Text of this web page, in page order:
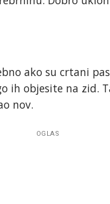
ako su crtani
ih objesite na zid.
nov.
OGLAS